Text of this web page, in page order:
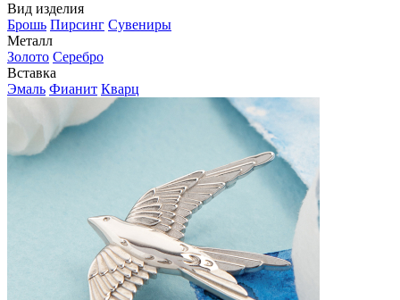
Вид изделия
Брошь Пирсинг Сувениры
Металл
Золото Серебро
Вставка
Эмаль Фианит Кварц